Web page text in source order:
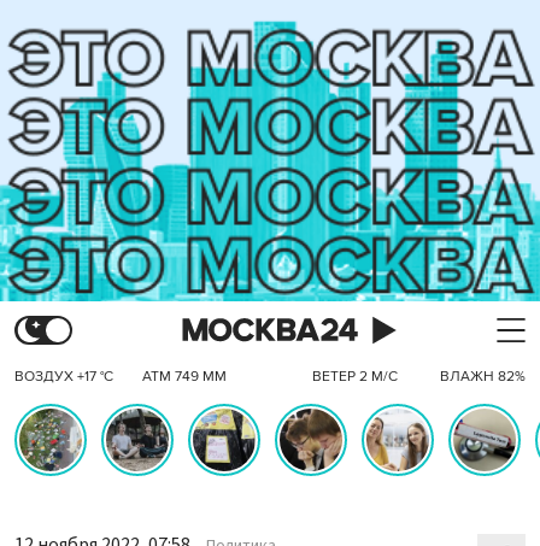
ВОЗДУХ +17 °C АТМ 749 ММ ВЕТЕР 2 М/С ВЛАЖН 82%